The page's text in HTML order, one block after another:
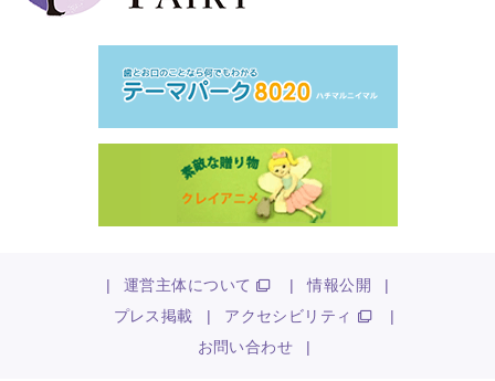
| 運営主体について | 情報公開
|
プレス掲載
| アクセシビリティ
|
お問い合わせ
|